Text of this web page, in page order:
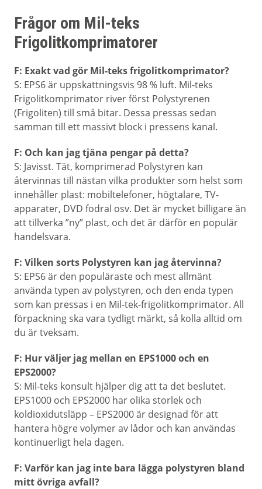
Frågor om Mil-teks
Frigolitkomprimatorer
F: Exakt vad gör Mil-teks frigolitkomprimator?
S: EPS6 är uppskattningsvis 98 % luft. Mil-teks
Frigolitkomprimator river först Polystyrenen
(Frigoliten) till små bitar. Dessa pressas sedan
samman till ett massivt block i pressens kanal.
F: Och kan jag tjäna pengar på detta?
S: Javisst. Tät, komprimerad Polystyren kan
återvinnas till nästan vilka produkter som helst som
innehåller plast: mobiltelefoner, högtalare, TV-
apparater, DVD fodral osv. Det är mycket billigare än
att tillverka ”ny” plast, och det är därför en populär
handelsvara.
F: Vilken sorts Polystyren kan jag återvinna?
S: EPS6 är den populäraste och mest allmänt
använda typen av polystyren, och den enda typen
som kan pressas i en Mil-tek-frigolitkomprimator. All
förpackning ska vara tydligt märkt, så kolla alltid om
du är tveksam.
F: Hur väljer jag mellan en EPS1000 och en
EPS2000?
S: Mil-teks konsult hjälper dig att ta det beslutet.
EPS1000 och EPS2000 har olika storlek och
koldioxidutsläpp – EPS2000 är designad för att
hantera högre volymer av lådor och kan användas
kontinuerligt hela dagen.
F: Varför kan jag inte bara lägga polystyren bland
mitt övriga avfall?